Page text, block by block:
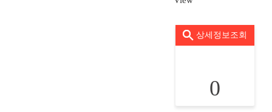
상세정보조회
0